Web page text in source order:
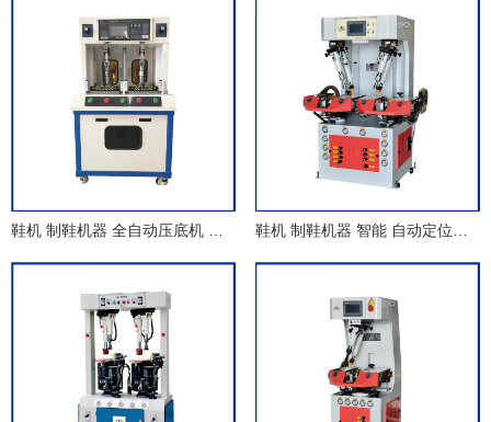
鞋机 制鞋机器 全自动压底机 热压 无模压合机 鞋机 制鞋机器 智能 自动定位墙式压底机